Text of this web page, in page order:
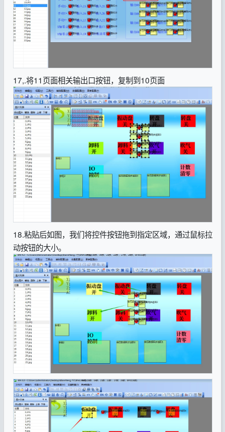
17,.将11页面相关输出口按钮，复制到10页面
18.粘贴后如图，我们将控件按钮拖到指定区域，通过鼠标拉
动按钮的大小。